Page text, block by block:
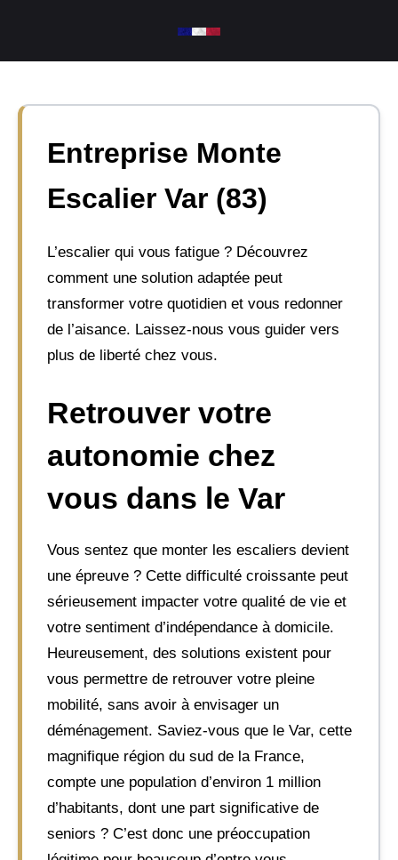
contenu
Entreprise Monte
Escalier Var (83)
L’escalier qui vous fatigue ? Découvrez
comment une solution adaptée peut
transformer votre quotidien et vous redonner
de l’aisance. Laissez-nous vous guider vers
plus de liberté chez vous.
Retrouver votre
autonomie chez
vous dans le Var
Vous sentez que monter les escaliers devient
une épreuve ? Cette difficulté croissante peut
sérieusement impacter votre qualité de vie et
votre sentiment d’indépendance à domicile.
Heureusement, des solutions existent pour
vous permettre de retrouver votre pleine
mobilité, sans avoir à envisager un
déménagement. Saviez-vous que le Var, cette
magnifique région du sud de la France,
compte une population d’environ 1 million
d’habitants, dont une part significative de
seniors ? C’est donc une préoccupation